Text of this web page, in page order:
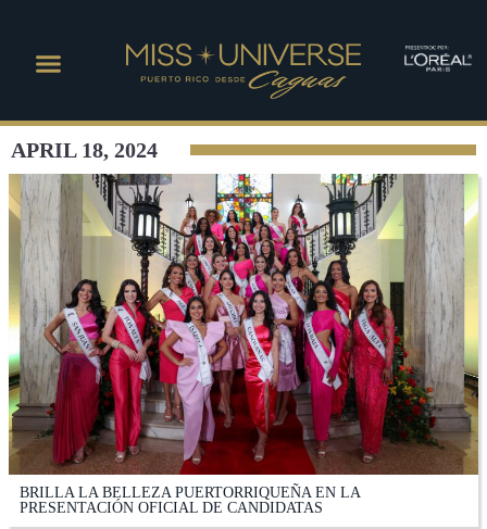
APRIL 18, 2024
BRILLA LA BELLEZA PUERTORRIQUEÑA EN LA
PRESENTACIÓN OFICIAL DE CANDIDATAS